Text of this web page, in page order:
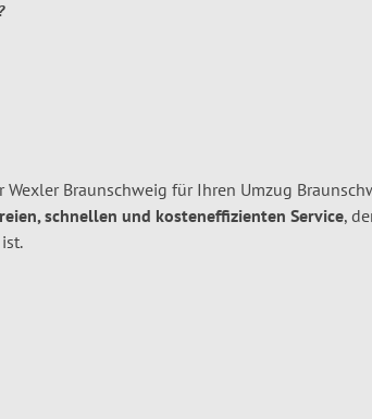
Wexler Braunschweig für Ihren Umzug
schnellen und kosteneffizienten Service,